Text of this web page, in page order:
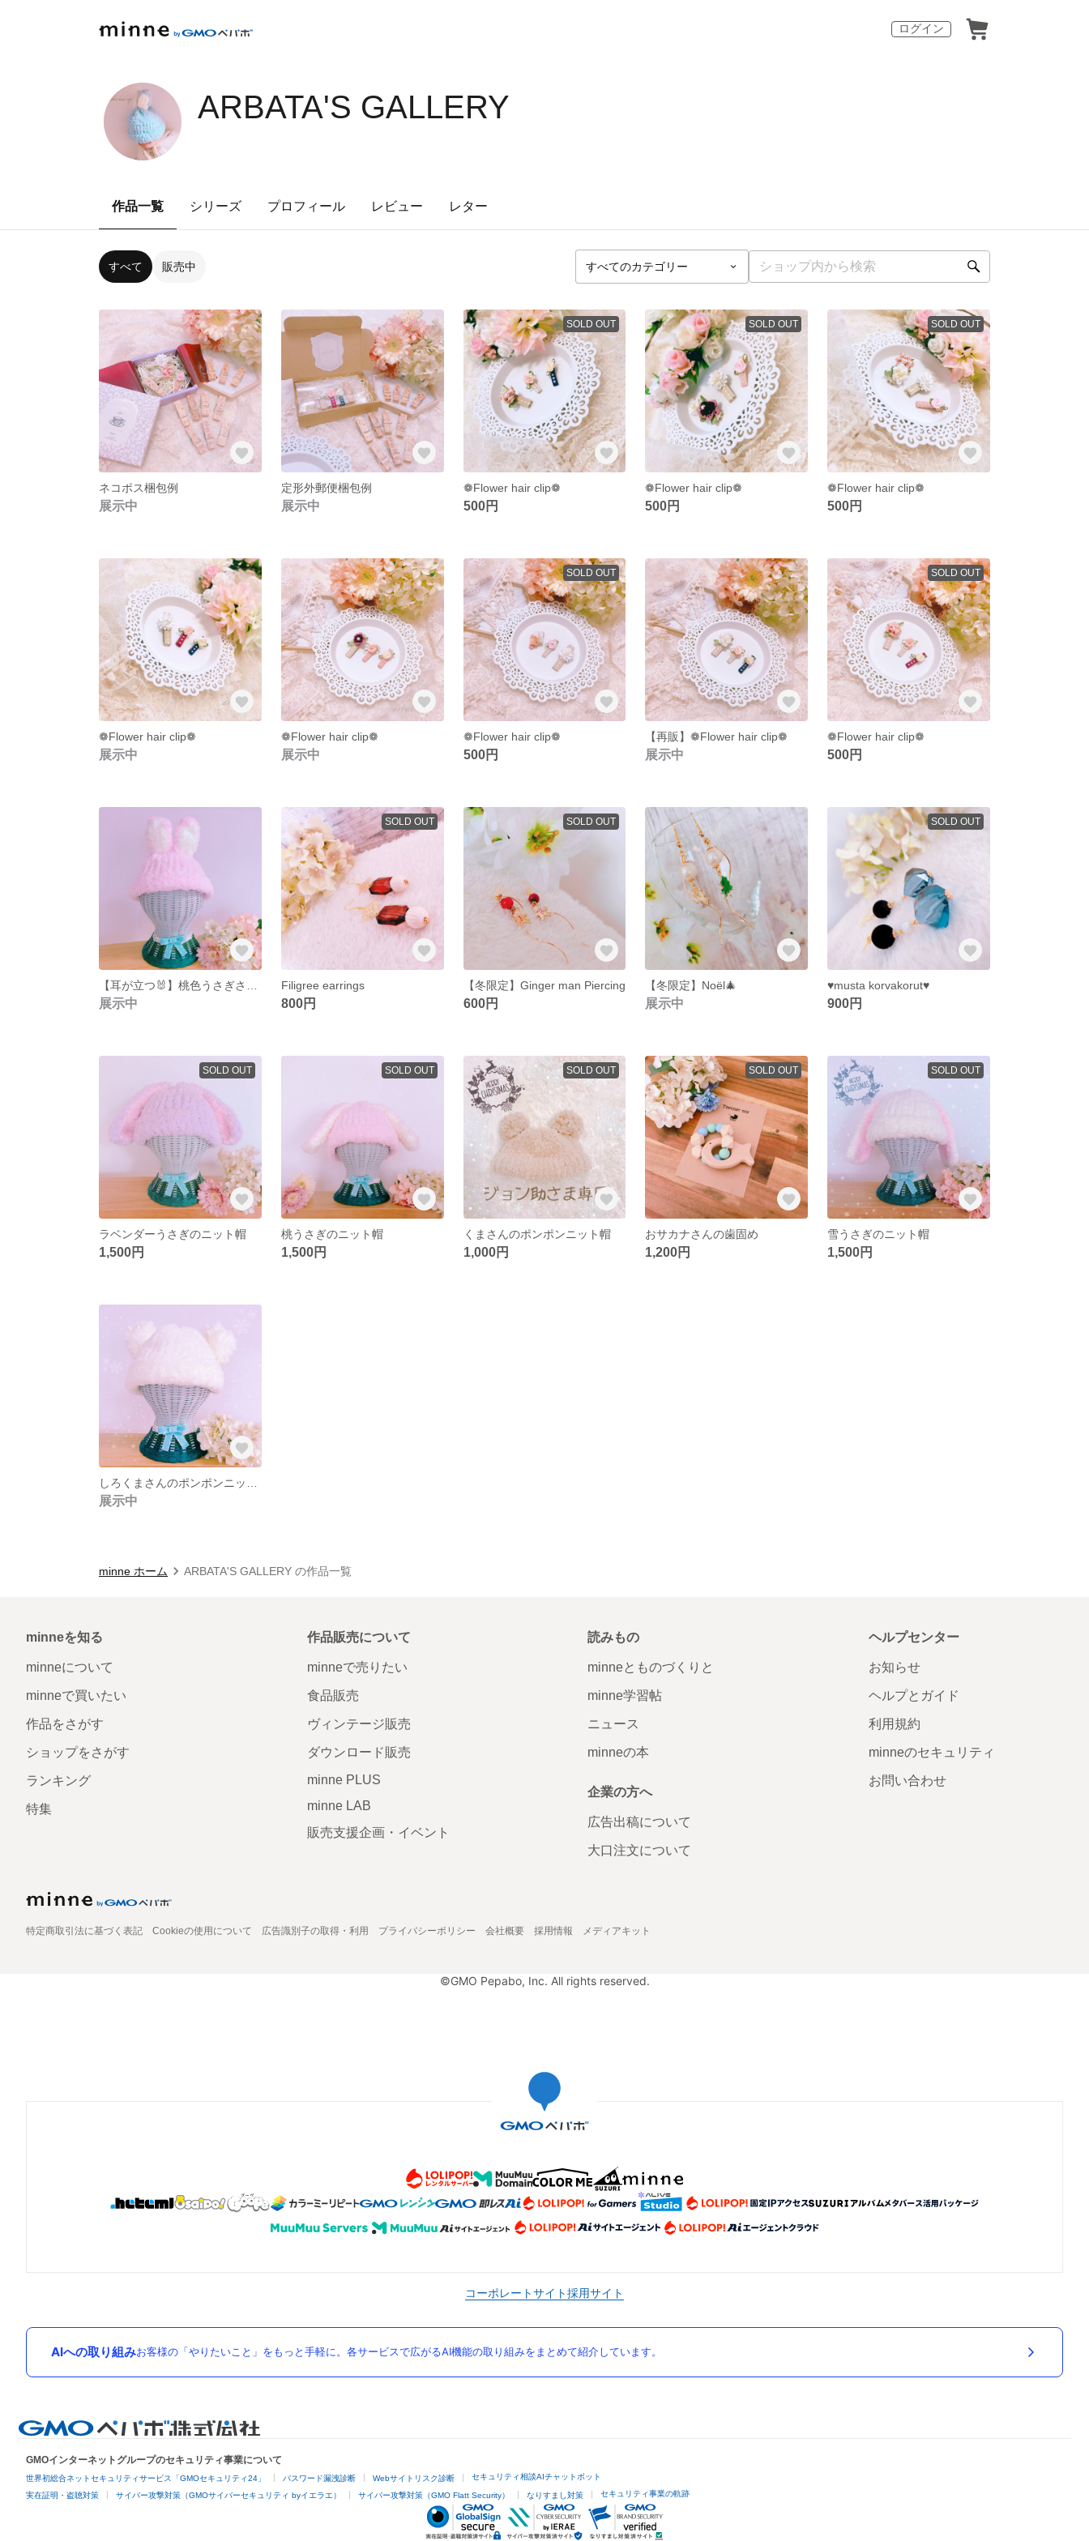
ログイン
ARBATA'S GALLERY
作品一覧 シリーズ プロフィール レビュー レター
すべて 販売中
ネコポス梱包例
展示中
定形外郵便梱包例
展示中
SOLD OUT
❁Flower hair clip❁
500円
SOLD OUT
❁Flower hair clip❁
500円
SOLD OUT
❁Flower hair clip❁
500円
❁Flower hair clip❁
展示中
❁Flower hair clip❁
展示中
SOLD OUT
❁Flower hair clip❁
500円
【再販】❁Flower hair clip❁
展示中
SOLD OUT
❁Flower hair clip❁
500円
展示中
SOLD OUT
Filigree earrings
800円
SOLD OUT
【冬限定】Ginger man Piercing
600円
【冬限定】Noël🎄
展示中
SOLD OUT
♥musta korvakorut♥
900円
SOLD OUT
ラベンダーうさぎのニット帽
1,500円
SOLD OUT
桃うさぎのニット帽
1,500円
SOLD OUT
くまさんのポンポンニット帽
1,000円
SOLD OUT
おサカナさんの歯固め
1,200円
SOLD OUT
雪うさぎのニット帽
1,500円
展示中
minne ホーム ARBATA'S GALLERY の作品一覧
minneを知る
minneについて
minneで買いたい
作品をさがす
ショップをさがす
ランキング
特集
作品販売について
minneで売りたい
食品販売
ヴィンテージ販売
ダウンロード販売
minne PLUS
minne LAB
販売支援企画・イベント
読みもの
minneとものづくりと
minne学習帖
ニュース
minneの本
企業の方へ
広告出稿について
大口注文について
ヘルプセンター
お知らせ
ヘルプとガイド
利用規約
minneのセキュリティ
お問い合わせ
特定商取引法に基づく表記 Cookieの使用について 広告識別子の取得・利用 プライバシーポリシー 会社概要 採用情報 メディアキット
©GMO Pepabo, Inc. All rights reserved.
コーポレートサイト採用サイト
AIへの取り組みお客様の「やりたいこと」をもっと手軽に。各サービスで広がるAI機能の取り組みをまとめて紹介しています。
GMOインターネットグループのセキュリティ事業について
世界初総合ネットセキュリティサービス「GMOセキュリティ24」 パスワード漏洩診断 Webサイトリスク診断 セキュリティ相談AIチャットボット
実在証明・盗聴対策 サイバー攻撃対策（GMOサイバーセキュリティ byイエラエ） サイバー攻撃対策（GMO Flatt Security） なりすまし対策 セキュリティ事業の軌跡